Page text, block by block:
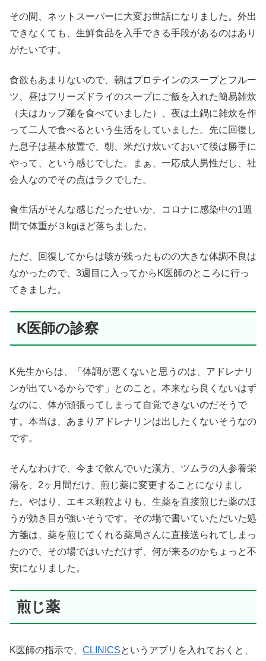
その間、ネットスーパーに大変お世話になりました。外出
できなくても、生鮮食品を入手できる手段があるのはあり
がたいです。
食欲もあまりないので、朝はプロテインのスープとフルー
ツ、昼はフリーズドライのスープにご飯を入れた簡易雑炊
（夫はカップ麺を食べていました）、夜は土鍋に雑炊を作
って二人で食べるという生活をしていました。先に回復し
た息子は基本放置で、朝、米だけ炊いておいて後は勝手に
やって、という感じでした。まぁ、一応成人男性だし、社
会人なのでその点はラクでした。
食生活がそんな感じだったせいか、コロナに感染中の1週
間で体重が３kgほど落ちました。
ただ、回復してからは咳が残ったものの大きな体調不良は
なかったので、3週目に入ってからK医師のところに行っ
てきました。
K医師の診察
K先生からは、「体調が悪くないと思うのは、アドレナリ
ンが出ているからです」とのこと。本来なら良くないはず
なのに、体が頑張ってしまって自覚できないのだそうで
す。本当は、あまりアドレナリンは出したくないそうなの
です。
そんなわけで、今まで飲んでいた漢方、ツムラの人参養栄
湯を、2ヶ月間だけ、煎じ薬に変更することになりまし
た。やはり、エキス顆粒よりも、生薬を直接煎じた薬のほ
うが効き目が強いそうです。その場で書いていただいた処
方箋は、薬を煎じてくれる薬局さんに直接送られてしまっ
たので、その場ではいただけず、何が来るのかちょっと不
安になりました。
煎じ薬
K医師の指示で、 CLINICSというアプリを入れておくと、